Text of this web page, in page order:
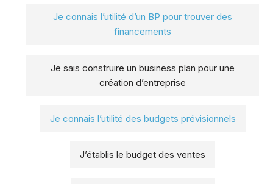
Je connais l’utilité d’un BP pour trouver des
financements
Je sais construire un business plan pour une
création d’entreprise
Je connais l’utilité des budgets prévisionnels
J’établis le budget des ventes